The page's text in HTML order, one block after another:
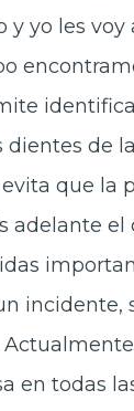
yo les voy
de
que la
adelante el
incidente,
en todas